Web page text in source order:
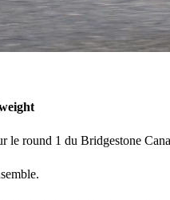
le round 1 du Bridgestone